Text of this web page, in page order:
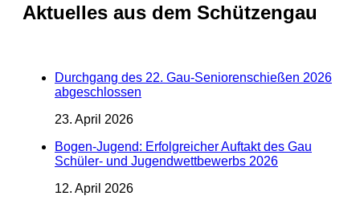
Aktuelles aus dem Schützengau
Durchgang des 22. Gau-Seniorenschießen 2026
abgeschlossen
23. April 2026
Bogen-Jugend: Erfolgreicher Auftakt des Gau
Schüler- und Jugendwettbewerbs 2026
12. April 2026